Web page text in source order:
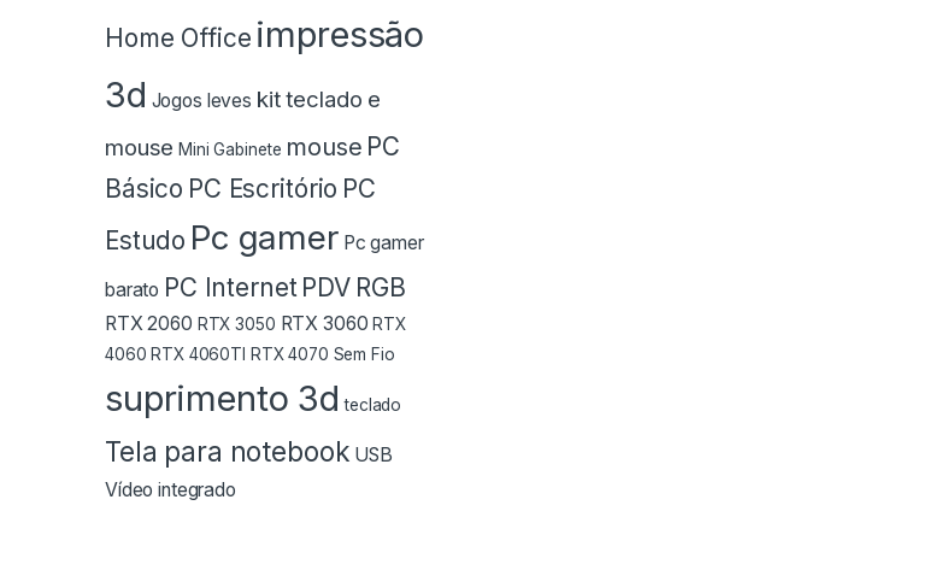
Home Office impressão
3d Jogos leves kit teclado e
mouse Mini Gabinete mouse PC
Básico PC Escritório PC
Estudo Pc gamer Pc gamer
barato PC Internet PDV RGB
RTX 2060 RTX 3050 RTX 3060 RTX
4060 RTX 4060TI RTX 4070 Sem Fio
suprimento 3d teclado
Tela para notebook USB
Vídeo integrado